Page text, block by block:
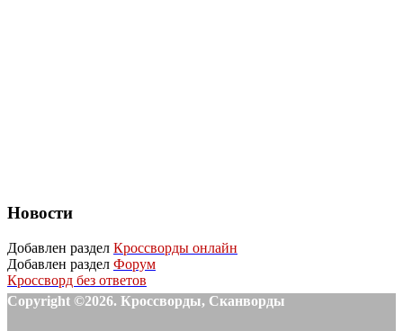
Новости
Добавлен раздел Кроссворды онлайн
Добавлен раздел Форум
Кроссворд без ответов
Copyright ©2026. Кроссворды, Сканворды